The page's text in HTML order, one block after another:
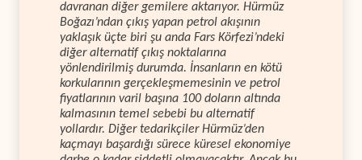
davranan diğer gemilere aktarıyor. Hürmüz
Boğazı’ndan çıkış yapan petrol akışının
yaklaşık üçte biri şu anda Fars Körfezi’ndeki
diğer alternatif çıkış noktalarına
yönlendirilmiş durumda. İnsanların en kötü
korkularının gerçekleşmemesinin ve petrol
fiyatlarının varil başına 100 doların altında
kalmasının temel sebebi bu alternatif
yollardır. Diğer tedarikçiler Hürmüz’den
kaçmayı başardığı sürece küresel ekonomiye